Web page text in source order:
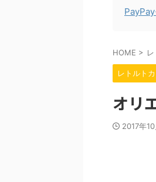
HOME >
レトルト
オリ
2017年